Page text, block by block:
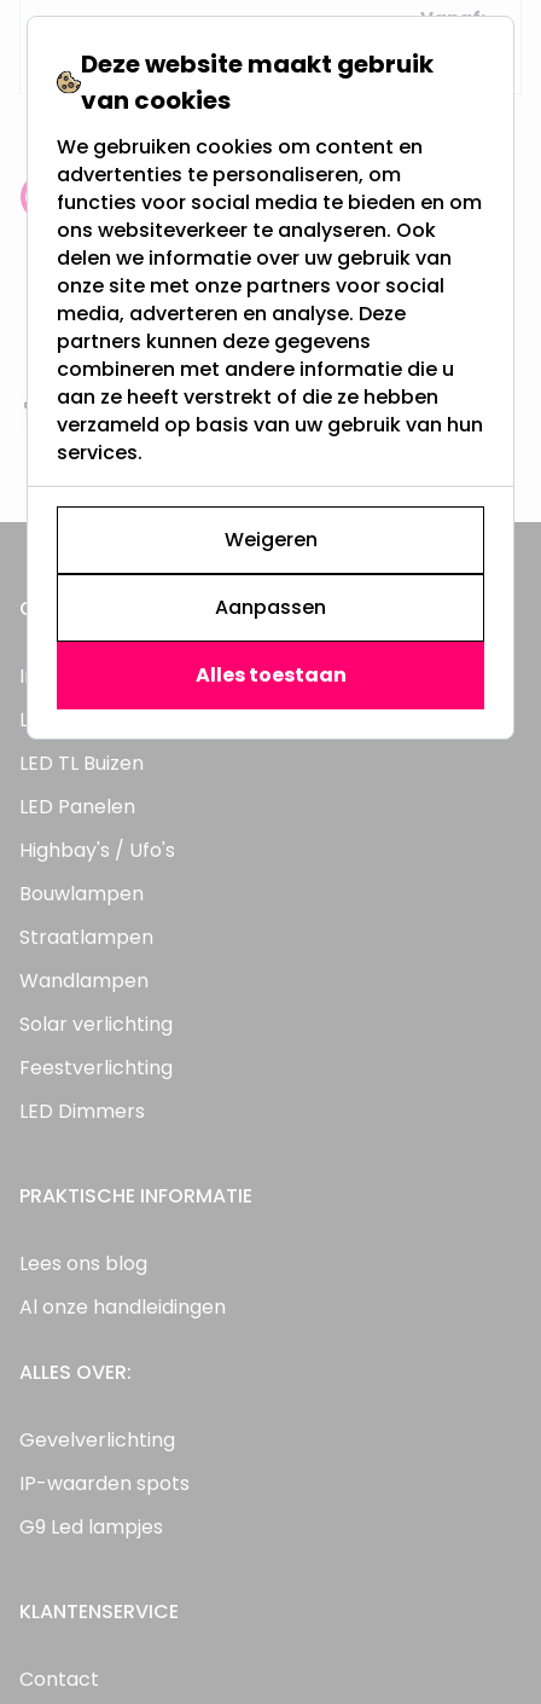
Maandag verzonden
Vanaf
42,49
Klantenbeoordeling: 9.4/10
meer dan 100.000 klanten gingen u voor
Gratis verzending + snel geleverd
Vanaf EUR100,- naar NL & BE
& 100 dagen recht op retour
Altijd uit eigen voorraad
3000m2 - 60.000+ Producten
ONZE PRODUCTEN
Inbouwspots
LED Lampen
LED TL Buizen
LED Panelen
Highbay's / Ufo's
Bouwlampen
Straatlampen
Wandlampen
Solar verlichting
Feestverlichting
LED Dimmers
PRAKTISCHE INFORMATIE
Lees ons blog
Al onze handleidingen
ALLES OVER:
Gevelverlichting
IP-waarden spots
G9 Led lampjes
KLANTENSERVICE
Contact
Deze website maakt gebruik
van cookies
We gebruiken cookies om content en
advertenties te personaliseren, om
functies voor social media te bieden en om
ons websiteverkeer te analyseren. Ook
delen we informatie over uw gebruik van
onze site met onze partners voor social
media, adverteren en analyse. Deze
partners kunnen deze gegevens
combineren met andere informatie die u
aan ze heeft verstrekt of die ze hebben
verzameld op basis van uw gebruik van hun
services.
Weigeren
Aanpassen
Alles toestaan